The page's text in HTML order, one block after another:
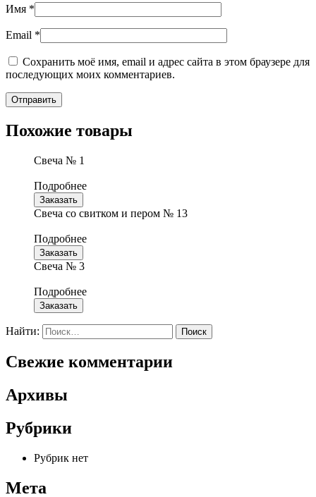
Имя *
Email *
Сохранить моё имя, email и адрес сайта в этом браузере для
последующих моих комментариев.
Похожие товары
Свеча № 1
Подробнее
Заказать
Свеча со свитком и пером № 13
Подробнее
Заказать
Свеча № 3
Подробнее
Заказать
Найти:
Свежие комментарии
Архивы
Рубрики
Рубрик нет
Мета